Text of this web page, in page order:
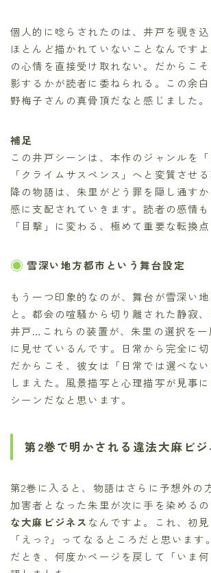
個人的に唸らされたのは、井戸を覗き
ほとんど描かれていないことなんです
の心情を直接受け取れない。だからこ
影するかが読者に委ねられる。この余
野梅子さんの真骨頂だなと感じました。
補足
この井戸シーンは、本作のジャンルを
「クライムサスペンス」へと変質させ
降の物語は、朱里がどう罪を隠し通す
感に支配されていきます。読者の感情
「目撃」に変わる、極めて重要な転換点
雪深い地方都市という舞台設定
もう一つ印象的なのが、舞台が雪深い
と。都会の喧騒から切り離された静寂
井戸…これらの装置が、朱里の選択を一
に見せているんです。日常から完全に
だからこそ、彼女は「日常では選べな
しまえた。風景描写と心理描写が見事
シーンだなと思います。
第2巻で明かされる違法大麻ビ
第2巻に入ると、物語はさらに予想外の
加害者となった朱里が次に手を染める
な大麻ビジネス なんですよ。これ、初
「えっ?」ってなるところだと思います
だとき、何度かページを戻して「いま